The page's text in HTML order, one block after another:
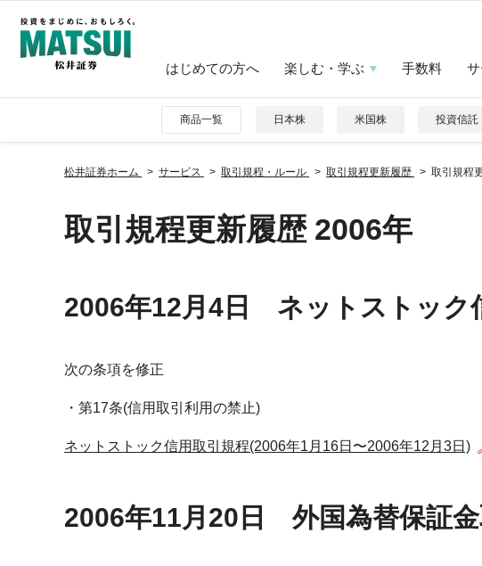
はじめての方へ 楽しむ・学ぶ 手数料
商品一覧 日本株 米国株 投資信託
松井証券ホーム サービス 取引規程・ルール 取引規程更新履歴 取引規程
取引規程更新履歴 2006年
2006年12月4日 ネットストック
次の条項を修正
第17条(信用取引利用の禁止)
ネットストック信用取引規程(2006年1月16日〜2006年12月3日)
2006年11月20日 外国為替保証